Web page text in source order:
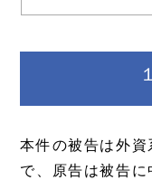
本件の被告は外資
で、原告は被告に